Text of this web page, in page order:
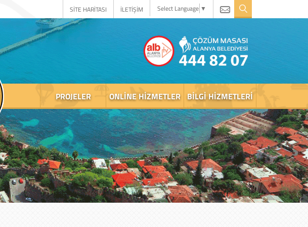
SİTE HARİTASI İLETİŞİM Select Language ▼
PROJELER ONLINE HIZMETLER BILGI HIZMETLERI